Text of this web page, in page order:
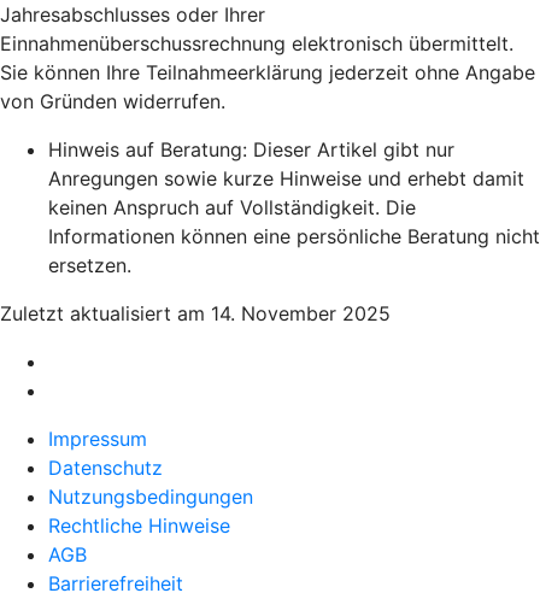
Jahresabschlusses oder Ihrer
Einnahmenüberschussrechnung elektronisch übermittelt.
Sie können Ihre Teilnahmeerklärung jederzeit ohne Angabe
von Gründen widerrufen.
Hinweis auf Beratung: Dieser Artikel gibt nur
Anregungen sowie kurze Hinweise und erhebt damit
keinen Anspruch auf Vollständigkeit. Die
Informationen können eine persönliche Beratung nicht
ersetzen.
Zuletzt aktualisiert am 14. November 2025
Impressum
Datenschutz
Nutzungsbedingungen
Rechtliche Hinweise
AGB
Barrierefreiheit